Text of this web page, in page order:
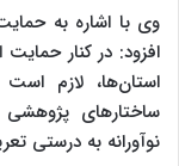
وی با اشاره به
افزود: در کنار
استان‌ها، لازم
ساختارهای پژوهشی
نوآورانه به درستی